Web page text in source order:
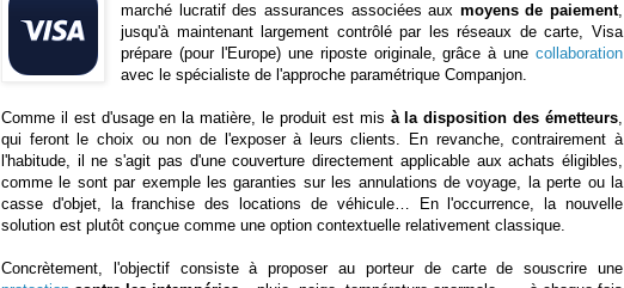
marché lucratif des assurances associées aux moyens de paiement,
jusqu'à maintenant largement contrôlé par les réseaux de carte, Visa
prépare (pour l'Europe) une riposte originale, grâce à une collaboration
avec le spécialiste de l'approche paramétrique Companjon.
Comme il est d'usage en la matière, le produit est mis à la disposition des émetteurs,
qui feront le choix ou non de l'exposer à leurs clients. En revanche, contrairement à
l'habitude, il ne s'agit pas d'une couverture directement applicable aux achats éligibles,
comme le sont par exemple les garanties sur les annulations de voyage, la perte ou la
casse d'objet, la franchise des locations de véhicule… En l'occurrence, la nouvelle
solution est plutôt conçue comme une option contextuelle relativement classique.
Concrètement, l'objectif consiste à proposer au porteur de carte de souscrire une